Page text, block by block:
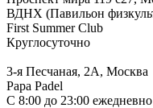
ВДНХ (Павильон
First Summer Club
Круглосуточно
3-я Песчаная, 2А, Москва
Papa Padel
С 8:00 до 23:00 ежедневно